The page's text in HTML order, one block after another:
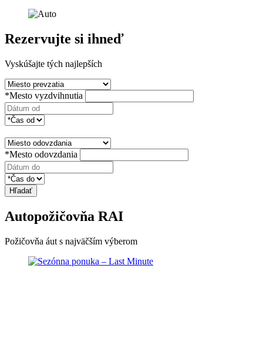
Rezervujte si ihneď
Vyskúšajte tých najlepších
*Mesto vyzdvihnutia
*Mesto odovzdania
Hľadať
Autopožičovňa RAI
Požičovňa áut s najväčším výberom